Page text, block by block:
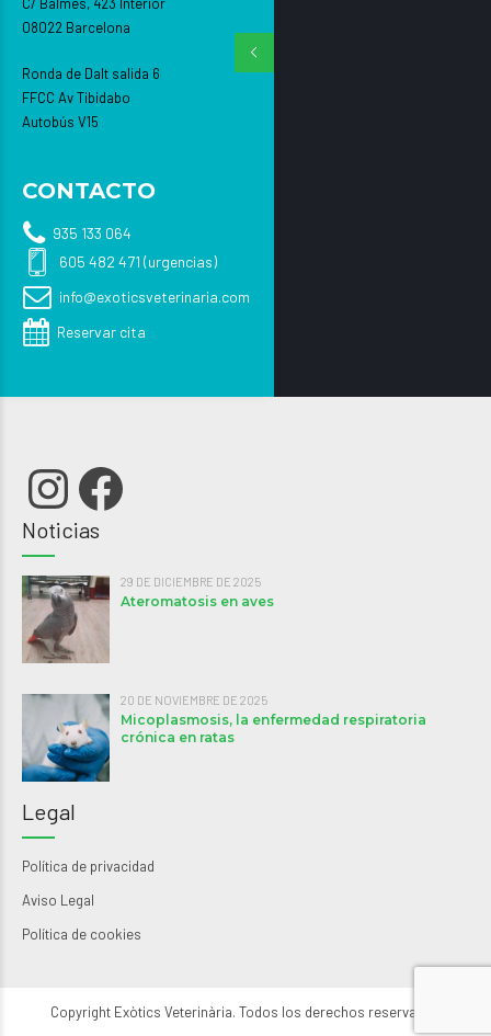
08022 Barcelona
Ronda de Dalt salida 6
FFCC Av Tibidabo
Autobús V15
CONTACTO
935 133 064
605 482 471 (urgencias)
info@exoticsveterinaria.com
Reservar cita
Instagram
Facebook
Noticias
29 DE DICIEMBRE DE 2025
Ateromatosis en aves
20 DE NOVIEMBRE DE 2025
Micoplasmosis, la enfermedad respiratoria
crónica en ratas
Legal
Política de privacidad
Aviso Legal
Política de cookies
Copyright Exòtics Veterinària. Todos los derechos reservados